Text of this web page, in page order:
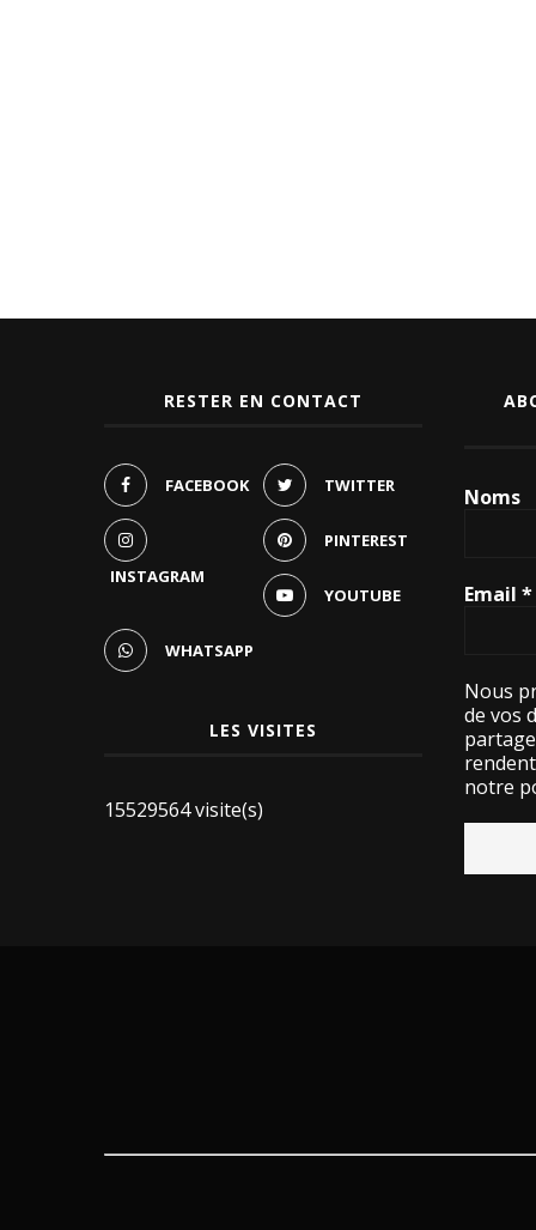
RESTER EN CONTACT
FACEBOOK TWITTER
INSTAGRAM
PINTEREST
YOUTUBE
WHATSAPP
LES VISITES
15529564 visite(s)
Noms
Email*
Nous
de vos
notre